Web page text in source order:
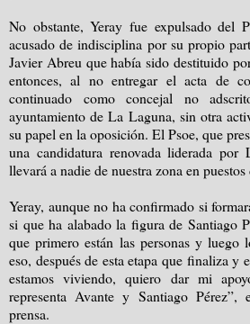
No obstante, Yeray fue expulsado del
acusado de indisciplina por su propio
Javier Abreu que había sido destituido
entonces, al no entregar el acta de
continuado como concejal no
ayuntamiento de La Laguna, sin otra
su papel en la oposición. El Psoe, que
una candidatura renovada liderada por
llevará a nadie de nuestra zona en puestos
Yeray, aunque no ha confirmado si
si que ha alabado la figura de Santiago
que primero están las personas y luego
eso, después de esta etapa que finaliza y
estamos viviendo, quiero dar mi
representa Avante y Santiago
prensa.